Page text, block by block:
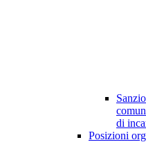
di
Posizioni